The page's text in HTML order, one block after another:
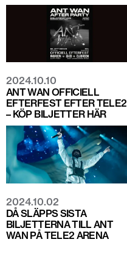
2024.10.10
ANT WAN OFFICIELL
EFTERFEST EFTER TELE2
– KÖP BILJETTER HÄR
2024.10.02
DÅ SLÄPPS SISTA
BILJETTERNA TILL ANT
WAN PÅ TELE2 ARENA